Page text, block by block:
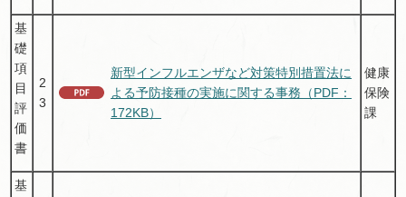
基
礎
項
目
評
価
書
2
3
新型インフルエンザなど対策特別措置法に
よる予防接種の実施に関する事務（PDF：
172KB）
健康
保険
課
基